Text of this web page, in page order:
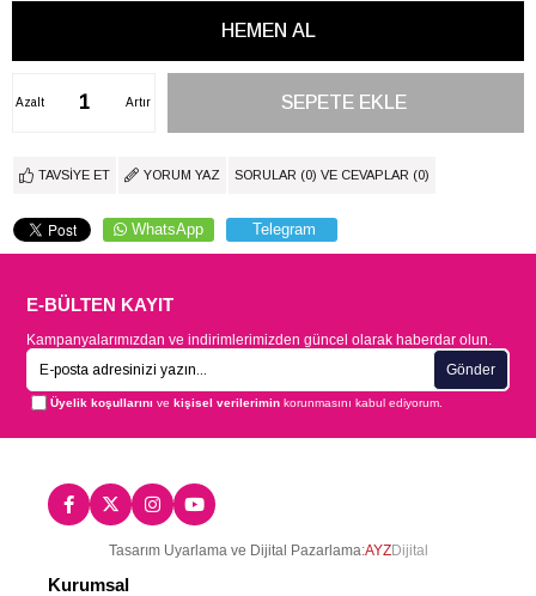
Artır
Azalt
TAVSIYE ET YORUM YAZ SORULAR (0) VE CEVAPLAR (0)
WhatsApp Telegram
E-BÜLTEN KAYIT
Kampanyalarımızdan ve indirimlerimizden güncel olarak haberdar olun.
Gönder
Üyelik koşullarını vekişisel verilerimin korunmasını kabul ediyorum.
Tasarım Uyarlama ve Dijital Pazarlama:AYZDijital
Kurumsal